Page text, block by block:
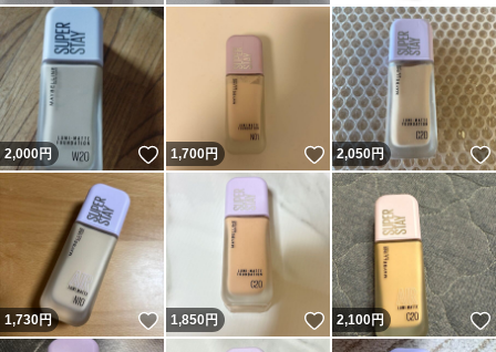
2,000円 いいね！
1,700円 いいね！
2,050円
1,730円 いいね！
1,850円 いいね！
2,100円